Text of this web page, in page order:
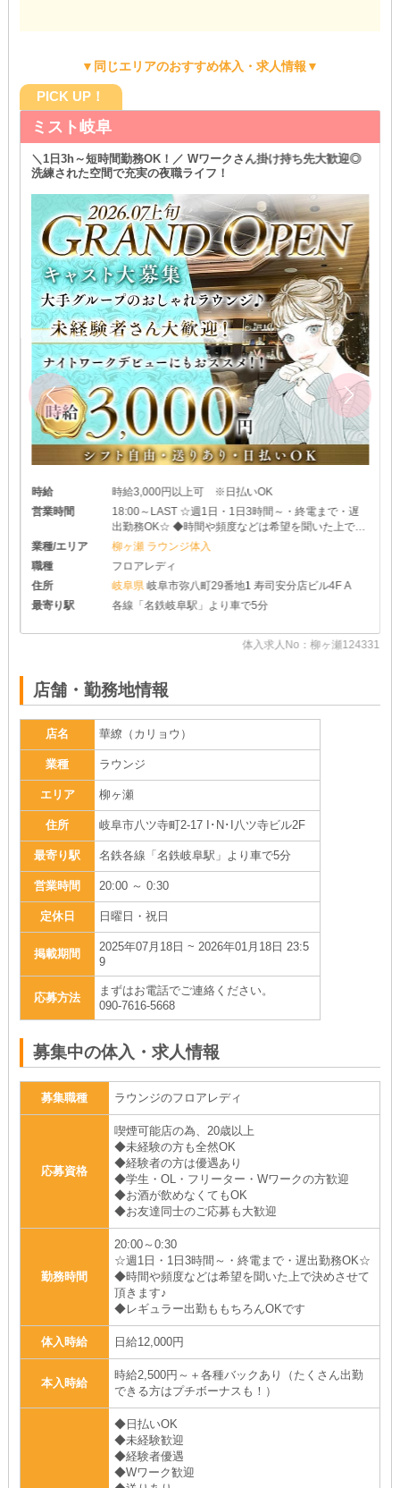
▼同じエリアのおすすめ体入・求人情報▼
PICK UP！
ミスト岐阜
＼1日3h～短時間勤務OK！／ Wワークさん掛け持ち先大歓迎◎
洗練された空間で充実の夜職ライフ！
時給
時給3,000円以上可 ※日払いOK
営業時間
18:00～LAST ☆週1日・1日3時間～・終電まで・遅
出勤務OK☆ ◆時間や頻度などは希望を聞いた上で決
めさせて頂きます♪ ◆レギュラー出勤ももちろんOK
業種/エリア
柳ヶ瀬 ラウンジ体入
職種
フロアレディ
住所
岐阜県 岐阜市弥八町29番地1 寿司安分店ビル4F A
最寄り駅
各線「名鉄岐阜駅」より車で5分
体入求人No：柳ヶ瀬124331
店舗・勤務地情報
店名 華繚（カリョウ）
業種 ラウンジ
エリア 柳ヶ瀬
住所 岐阜市八ツ寺町2-17 I･N･I八ツ寺ビル2F
最寄り駅 名鉄各線「名鉄岐阜駅」より車で5分
営業時間 20:00 ～ 0:30
定休日 日曜日・祝日
掲載期間
2025年07月18日 ~ 2026年01月18日 23:5
9
応募方法
まずはお電話でご連絡ください。
090-7616-5668
募集中の体入・求人情報
募集職種 ラウンジのフロアレディ
応募資格
喫煙可能店の為、20歳以上
◆未経験の方も全然OK
◆経験者の方は優遇あり
◆学生・OL・フリーター・Wワークの方歓迎
◆お酒が飲めなくてもOK
◆お友達同士のご応募も大歓迎
勤務時間
20:00～0:30
☆週1日・1日3時間～・終電まで・遅出勤務OK☆
◆時間や頻度などは希望を聞いた上で決めさせて
頂きます♪
◆レギュラー出勤ももちろんOKです
体入時給 日給12,000円
本入時給
時給2,500円～＋各種バックあり（たくさん出勤
できる方はプチボーナスも！）
◆日払いOK
◆未経験歓迎
◆経験者優遇
◆Wワーク歓迎